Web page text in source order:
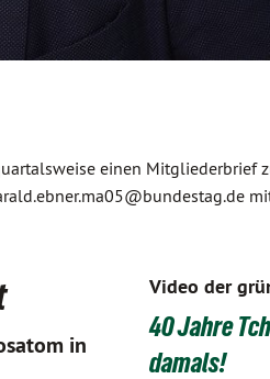
einen Mitgliederbrief
in
Video der
40 Jahre
damals!